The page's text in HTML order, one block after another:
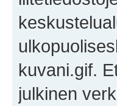
kuvani.gif.
julkinen